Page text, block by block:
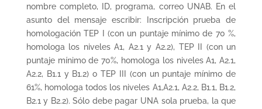
nombre completo, ID, programa, correo UNAB. En el
asunto del mensaje escribir: Inscripción prueba de
homologación TEP I (con un puntaje mínimo de 70 %,
homologa los niveles A1, A2.1 y A2.2), TEP II (con un
puntaje mínimo de 70%, homologa los niveles A1, A2.1,
A2.2, B1.1 y B1.2) o TEP III (con un puntaje mínimo de
61%, homologa todos los niveles A1,A2.1, A2.2, B1.1, B1.2,
B2.1 y B2.2). Sólo debe pagar UNA sola prueba, la que